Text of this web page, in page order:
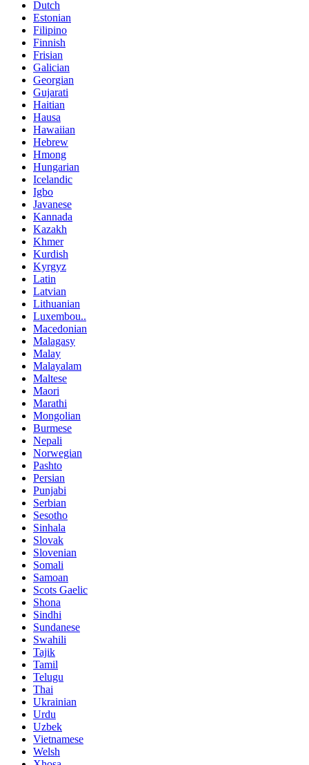
Dutch
Estonian
Filipino
Finnish
Frisian
Galician
Georgian
Gujarati
Haitian
Hausa
Hawaiian
Hebrew
Hmong
Hungarian
Icelandic
Igbo
Javanese
Kannada
Kazakh
Khmer
Kurdish
Kyrgyz
Latin
Latvian
Lithuanian
Luxembou..
Macedonian
Malagasy
Malay
Malayalam
Maltese
Maori
Marathi
Mongolian
Burmese
Nepali
Norwegian
Pashto
Persian
Punjabi
Serbian
Sesotho
Sinhala
Slovak
Slovenian
Somali
Samoan
Scots Gaelic
Shona
Sindhi
Sundanese
Swahili
Tajik
Tamil
Telugu
Thai
Ukrainian
Urdu
Uzbek
Vietnamese
Welsh